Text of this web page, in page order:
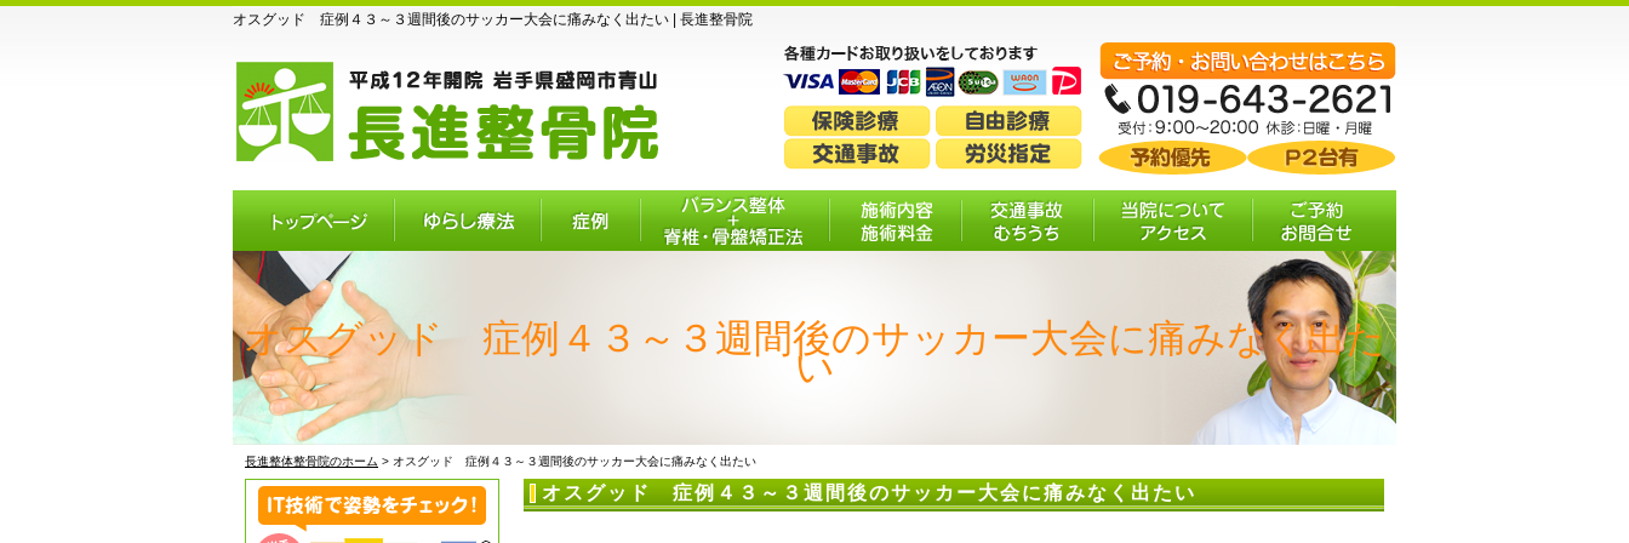
オスグッド 症例４３～３週間後のサッカー大会に痛みなく出たい | 長進整骨院
ゆらし療法 症例
バランス整体＋脊
椎・骨盤矯正法
施術内容・施
術料金
交通事故・む
ちうち
当院について・ア
クセス
ご予約 お問合せ
オスグッド 症例４３～３週間後のサッカー大会に痛みなく出た
い
長進整体整骨院のホーム > オスグッド 症例４３～３週間後のサッカー大会に痛みなく出たい
オスグッド 症例４３～３週間後のサッカー大会に痛みなく出たい